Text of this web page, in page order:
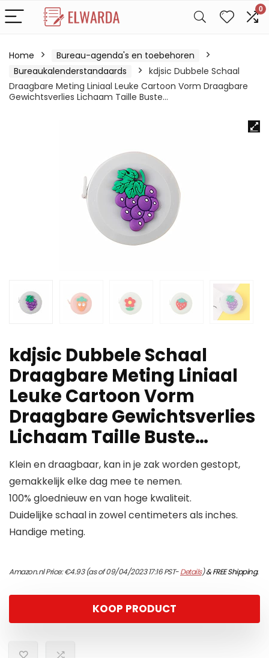
0
Home
Bureau-agenda's en toebehoren
Bureaukalenderstandaards
kdjsic Dubbele Schaal
Draagbare Meting Liniaal Leuke Cartoon Vorm Draagbare
Gewichtsverlies Lichaam Taille Buste…
kdjsic Dubbele Schaal
Draagbare Meting Liniaal
Leuke Cartoon Vorm
Draagbare Gewichtsverlies
Lichaam Taille Buste…
Klein en draagbaar, kan in je zak worden gestopt,
gemakkelijk elke dag mee te nemen.
100% gloednieuw en van hoge kwaliteit.
Duidelijke schaal in zowel centimeters als inches.
Handige meting.
Amazon.nl Price:€4.93(as of 09/04/2023 17:16 PST-Details)&FREE Shipping.
KOOP PRODUCT